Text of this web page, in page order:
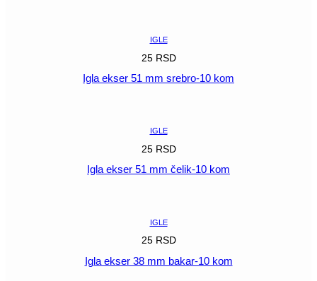
IGLE
25 RSD
Igla ekser 51 mm srebro-10 kom
IGLE
25 RSD
Igla ekser 51 mm čelik-10 kom
IGLE
25 RSD
Igla ekser 38 mm bakar-10 kom